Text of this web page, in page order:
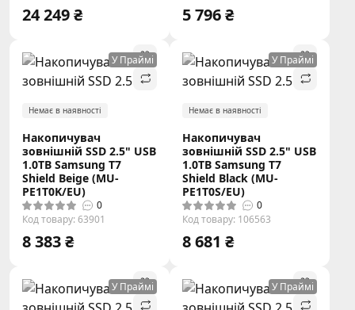
24 249 ₴ 5 796 ₴
У Праймі
Немає в наявності
Накопичувач
зовнішній SSD 2.5" USB
1.0TB Samsung T7
Shield Beige (MU-
PE1T0K/EU)
0
Код товару: 63901
8 383 ₴
У Праймі
Немає в наявності
Накопичувач
зовнішній SSD 2.5" USB
1.0TB Samsung T7
Shield Black (MU-
PE1T0S/EU)
0
Код товару: 106563
8 681 ₴
У Праймі У Праймі